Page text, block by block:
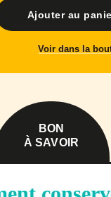
Ajouter au
Voir dans la
BON
À SAVOIR